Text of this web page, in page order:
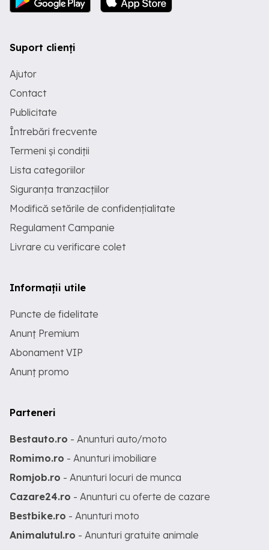
Suport clienți
Ajutor
Contact
Publicitate
Întrebări frecvente
Termeni și condiții
Lista categoriilor
Siguranța tranzacțiilor
Modifică setările de confidențialitate
Regulament Campanie
Livrare cu verificare colet
Informații utile
Puncte de fidelitate
Anunț Premium
Abonament VIP
Anunț promo
Parteneri
Bestauto.ro - Anunturi auto/moto
Romimo.ro - Anunturi imobiliare
Romjob.ro - Anunturi locuri de munca
Cazare24.ro - Anunturi cu oferte de cazare
Bestbike.ro - Anunturi moto
Animalutul.ro - Anunturi gratuite animale